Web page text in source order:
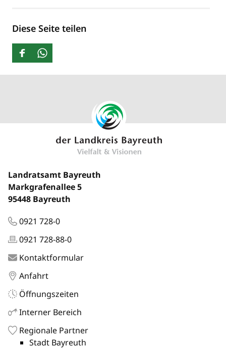
Diese Seite teilen
Landratsamt Bayreuth
Markgrafenallee 5
95448 Bayreuth
0921 728-0
0921 728-88-0
Kontaktformular
Anfahrt
Öffnungszeiten
Interner Bereich
Regionale Partner
Stadt Bayreuth